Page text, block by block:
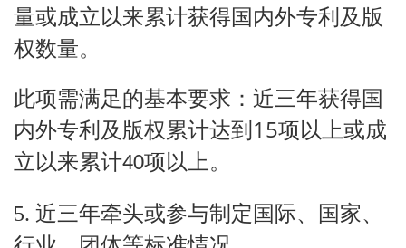
量或成立以来累计获得国内外专利及版
权数量。
此项需满足的基本要求：近三年获得国
内外专利及版权累计达到 15项以上或成
立以来累计40项以上。
5. 近三年牵头或参与制定国际、国家、